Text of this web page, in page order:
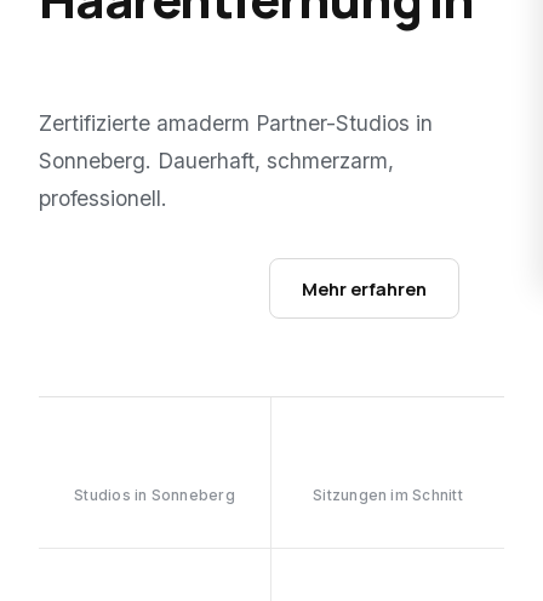
Zertifizierte amaderm Partner-Studios in
Sonneberg. Dauerhaft, schmerzarm,
professionell.
Mehr erfahren
Studios in Sonneberg Sitzungen im Schnitt